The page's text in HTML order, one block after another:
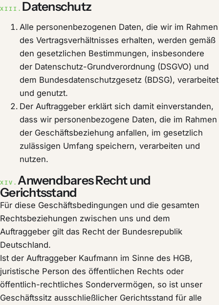
XIII. Datenschutz
Alle personenbezogenen Daten, die wir im Rahmen
des Vertragsverhältnisses erhalten, werden gemäß
den gesetzlichen Bestimmungen, insbesondere
der Datenschutz-Grundverordnung (DSGVO) und
dem Bundesdatenschutzgesetz (BDSG), verarbeitet
und genutzt.
Der Auftraggeber erklärt sich damit einverstanden,
dass wir personenbezogene Daten, die im Rahmen
der Geschäftsbeziehung anfallen, im gesetzlich
zulässigen Umfang speichern, verarbeiten und
nutzen.
XIV. Anwendbares Recht und
Gerichtsstand
Für diese Geschäftsbedingungen und die gesamten
Rechtsbeziehungen zwischen uns und dem
Auftraggeber gilt das Recht der Bundesrepublik
Deutschland.
Ist der Auftraggeber Kaufmann im Sinne des HGB,
juristische Person des öffentlichen Rechts oder
öffentlich-rechtliches Sondervermögen, so ist unser
Geschäftssitz ausschließlicher Gerichtsstand für alle